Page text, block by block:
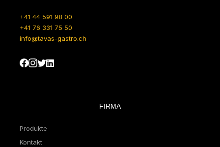
+41 44 591 98 00
+41 76 331 75 50
info@tavas-gastro.ch
FIRMA
Produkte
Kontakt